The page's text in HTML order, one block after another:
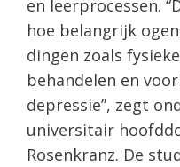
en leerprocessen.
hoe belangrijk
dingen zoals
behandelen en
depressie”, zegt
universitair
Rosenkranz. De